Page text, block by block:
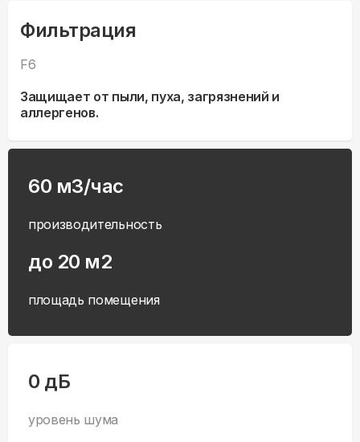
Фильтрация
F6
Защищает от пыли, пуха, загрязнений и
аллергенов.
60 м3/час
производительность
до 20 м2
площадь помещения
0 дБ
уровень шума